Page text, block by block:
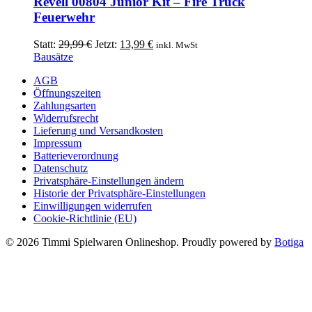
Feuerwehr
Statt: 29,99€ Ursprünglicher
Jetzt: 13,99 €Aktueller
inkl. MwSt
Bausätze
AGB
Öffnungszeiten
Zahlungsarten
Widerrufsrecht
Lieferung und Versandkosten
Impressum
Batterieverordnung
Datenschutz
Privatsphäre-Einstellungen ändern
Historie der Privatsphäre-Einstellungen
Einwilligungen widerrufen
Cookie-Richtlinie (EU)
© 2026 Timmi Spielwaren Onlineshop. Proudly powered by Botiga